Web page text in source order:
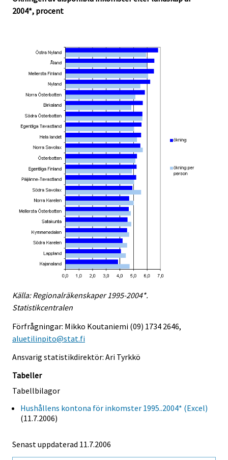
2004*, procent
Källa: Regionalräkenskaper 1995-2004*.
Statistikcentralen
Förfrågningar: Mikko Koutaniemi (09) 1734 2646,
aluetilinpito@stat.fi
Ansvarig statistikdirektör: Ari Tyrkkö
Tabeller
Tabellbilagor
Hushållens kontona för inkomster 1995..2004* (Excel)
(11.7.2006)
Senast uppdaterad 11.7.2006